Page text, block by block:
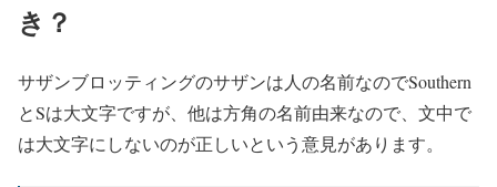
き？
サザンブロッティングのサザンは人の名前なのでSouthern
とSは大文字ですが、他は方角の名前由来なので、文中で
は大文字にしないのが正しいという意見があります。